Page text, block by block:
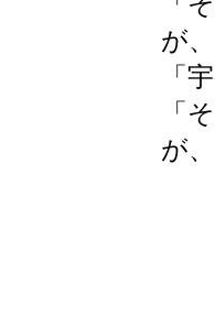
が
「
「
が